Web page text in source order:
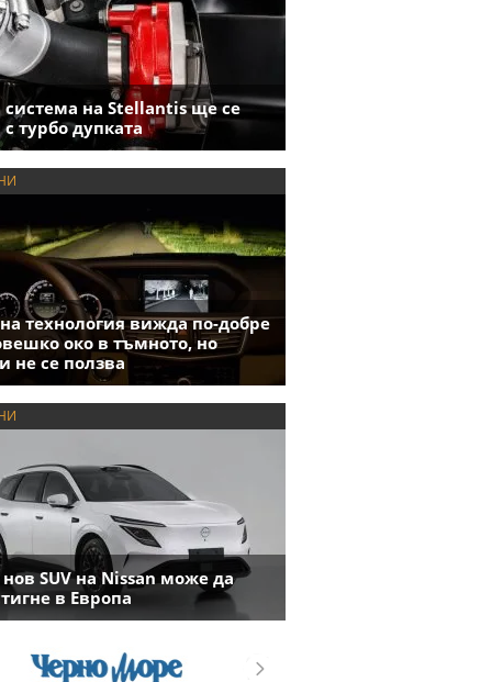
система на Stellantis ще се
турбо дупката
технология вижда по-добре
око в тъмното, но
не се ползва
SUV на Nissan може да
в Европа